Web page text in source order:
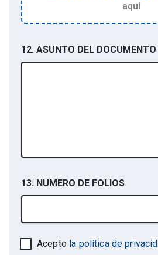
aquí
12. ASUNTO DEL DOCUMENTO
13. NUMERO DE FOLIOS
Acepto la política de